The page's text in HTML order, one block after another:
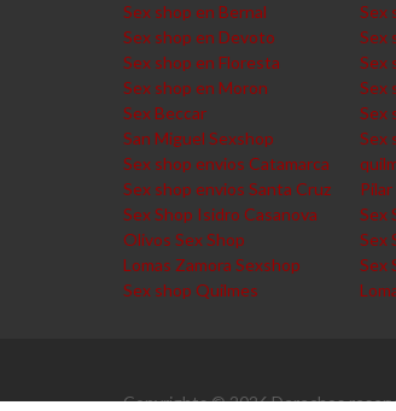
Sex shop en Bernal
Sex
Sex shop en Devoto
Sex
Sex shop en Floresta
Sex
Sex shop en Moron
Sex
Sex Beccar
Sex
San Miguel Sexshop
Sex
Sex shop envios Catamarca
Sex shop envios Santa Cruz
Sex Shop Isidro Casanova
Sex
Olivos Sex Shop
Sex
Lomas Zamora Sexshop
Sex
Sex shop Quilmes
Copyrights © 2026 Derechos